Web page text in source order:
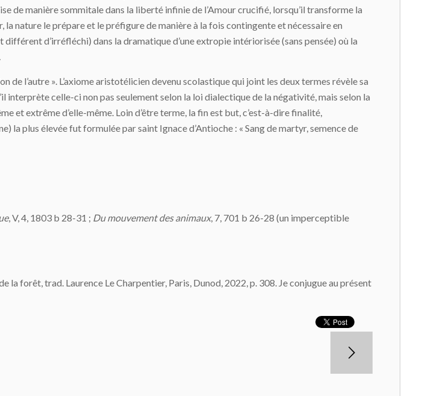
de manière sommitale dans la liberté infinie de l’Amour crucifié, lorsqu’il transforme la
nature le prépare et le préfigure de manière à la fois contingente et nécessaire en
d’irréfléchi) dans la dramatique d’une extropie intériorisée (sans pensée) où la
de l’autre ». L’axiome aristotélicien devenu scolastique qui joint les deux termes révèle sa
interprète celle-ci non pas seulement selon la loi dialectique de la négativité, mais selon la
et extrême d’elle-même. Loin d’être terme, la fin est but, c’est-à-dire finalité,
la plus élevée fut formulée par saint Ignace d’Antioche : « Sang de martyr, semence de
, V, 4, 1803 b 28-31 ; Du mouvement des animaux, 7, 701 b 26-28 (un imperceptible
la forêt, trad. Laurence Le Charpentier, Paris, Dunod, 2022, p. 308. Je conjugue au présent